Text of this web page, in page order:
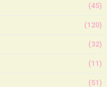
(45)
(120)
(32)
(11)
(51)